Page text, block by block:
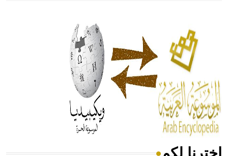
الحكم، الأدلة، تنظيم التغذية، ورسالته في جروح الرأس. ويعود
له الفضل بأنه حرر الطب من الدين والفلسفة.
- هل تعلم أن المرجان إفراز حيواني يتكون في البحر ويتركب
من مادة كربونات الكلسيوم، وهو أحمر أو شديد الحمرة وهو
أجود أنواعه، ويمتاز بكبر الحجم ويسمى الش